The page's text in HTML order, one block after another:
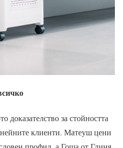
доказателство за стойността
клиенти. Матеуш цени